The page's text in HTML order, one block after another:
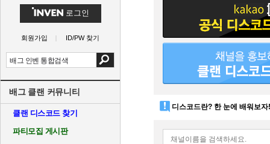
로그인
회원가입 ID/PW 찾기
배그 클랜 커뮤니티
클랜 디스코드 찾기
파티모집 게시판
디스코드란? 한 눈에 배워보자!